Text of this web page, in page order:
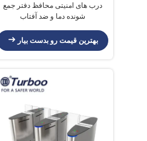
درب های امنیتی محافظ دفتر جمع
شونده دما و ضد آفتاب
بهترین قیمت رو بدست بیار